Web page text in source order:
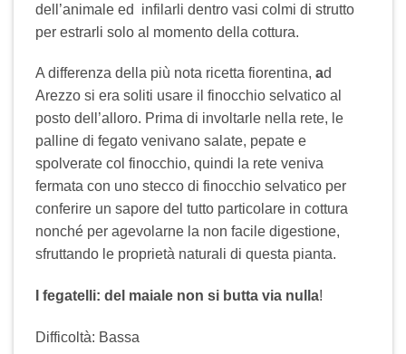
dell’animale ed infilarli dentro vasi colmi di strutto
per estrarli solo al momento della cottura.
A differenza della più nota ricetta fiorentina, ad
Arezzo si era soliti usare il finocchio selvatico al
posto dell’alloro. Prima di involtarle nella rete, le
palline di fegato venivano salate, pepate e
spolverate col finocchio, quindi la rete veniva
fermata con uno stecco di finocchio selvatico per
conferire un sapore del tutto particolare in cottura
nonché per agevolarne la non facile digestione,
sfruttando le proprietà naturali di questa pianta.
I fegatelli: del maiale non si butta via nulla!
Difficoltà: Bassa